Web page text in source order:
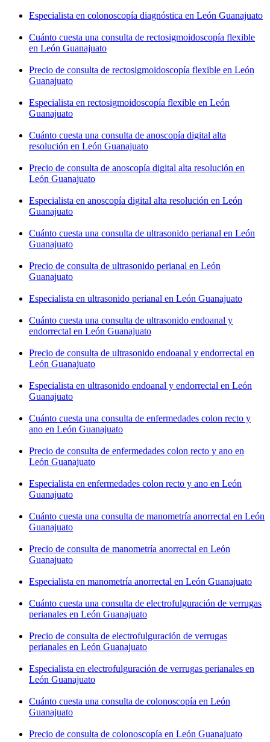
Especialista en colonoscopía diagnóstica en León Guanajuato
Cuánto cuesta una consulta de rectosigmoidoscopía flexible
en León Guanajuato
Precio de consulta de rectosigmoidoscopía flexible en León
Guanajuato
Especialista en rectosigmoidoscopía flexible en León
Guanajuato
Cuánto cuesta una consulta de anoscopía digital alta
resolución en León Guanajuato
Precio de consulta de anoscopía digital alta resolución en
León Guanajuato
Especialista en anoscopía digital alta resolución en León
Guanajuato
Cuánto cuesta una consulta de ultrasonido perianal en León
Guanajuato
Precio de consulta de ultrasonido perianal en León
Guanajuato
Especialista en ultrasonido perianal en León Guanajuato
Cuánto cuesta una consulta de ultrasonido endoanal y
endorrectal en León Guanajuato
Precio de consulta de ultrasonido endoanal y endorrectal en
León Guanajuato
Especialista en ultrasonido endoanal y endorrectal en León
Guanajuato
Cuánto cuesta una consulta de enfermedades colon recto y
ano en León Guanajuato
Precio de consulta de enfermedades colon recto y ano en
León Guanajuato
Especialista en enfermedades colon recto y ano en León
Guanajuato
Cuánto cuesta una consulta de manometría anorrectal en León
Guanajuato
Precio de consulta de manometría anorrectal en León
Guanajuato
Especialista en manometría anorrectal en León Guanajuato
Cuánto cuesta una consulta de electrofulguración de verrugas
perianales en León Guanajuato
Precio de consulta de electrofulguración de verrugas
perianales en León Guanajuato
Especialista en electrofulguración de verrugas perianales en
León Guanajuato
Cuánto cuesta una consulta de colonoscopía en León
Guanajuato
Precio de consulta de colonoscopía en León Guanajuato